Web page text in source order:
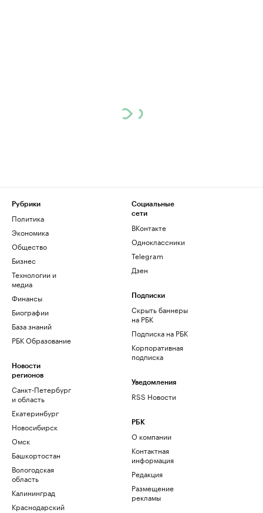
Рубрики
Политика
Экономика
Общество
Бизнес
Технологии и
медиа
Финансы
Биографии
База знаний
РБК Образование
Новости
регионов
Санкт-Петербург
и область
Екатеринбург
Новосибирск
Омск
Башкортостан
Вологодская
область
Калининград
Краснодарский
Социальные
сети
ВКонтакте
Одноклассники
Telegram
Дзен
Подписки
Скрыть баннеры
на РБК
Подписка на РБК
Корпоративная
подписка
Уведомления
RSS Новости
РБК
О компании
Контактная
информация
Редакция
Размещение
рекламы